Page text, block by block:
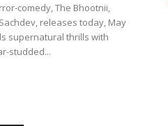
comedy, The Bhootnii,
releases today, May
supernatural thrills with
studded...